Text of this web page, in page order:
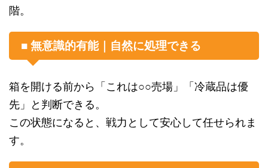
階。
■ 無意識的有能｜自然に処理できる
箱を開ける前から「これは○○売場」「冷蔵品は優
先」と判断できる。
この状態になると、戦力として安心して任せられま
す。